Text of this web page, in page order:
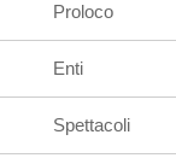
Proloco
Enti
Spettacoli